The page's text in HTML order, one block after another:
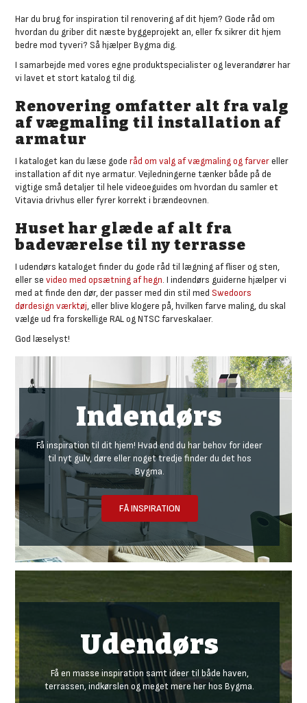
Har du brug for inspiration til renovering af dit hjem? Gode råd om
hvordan du griber dit næste byggeprojekt an, eller fx sikrer dit hjem
bedre mod tyveri? Så hjælper Bygma dig.
I samarbejde med vores egne produktspecialister og leverandører har
vi lavet et stort katalog til dig.
Renovering omfatter alt fra valg
af vægmaling til installation af
armatur
I kataloget kan du læse gode råd om valg af vægmaling og farvereller
installation af dit nye armatur. Vejledningerne tænker både på de
vigtige små detaljer til hele videoeguides om hvordan du samler et
Vitavia drivhus eller fyrer korrekt i brændeovnen.
Huset har glæde af alt fra
badeværelse til ny terrasse
I udendørs kataloget finder du gode råd til lægning af fliser og sten,
eller se video med opsætning af hegn. I indendørs guiderne hjælper vi
med at finde den dør, der passer med din stil med Swedoors
dørdesign værktøj, eller blive klogere på, hvilken farve maling, du skal
vælge ud fra forskellige RAL og NTSC farveskalaer.
God læselyst!
Indendørs
Få inspiration til dit hjem! Hvad end du har behov for ideer
til nyt gulv, døre eller noget tredje finder du det hos
Bygma.
FÅ INSPIRATION
Udendørs
Få en masse inspiration samt ideer til både haven,
terrassen, indkørslen og meget mere her hos Bygma.